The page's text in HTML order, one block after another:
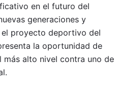
en el futuro del
generaciones y
proyecto deportivo del
la oportunidad de
alto nivel contra uno de